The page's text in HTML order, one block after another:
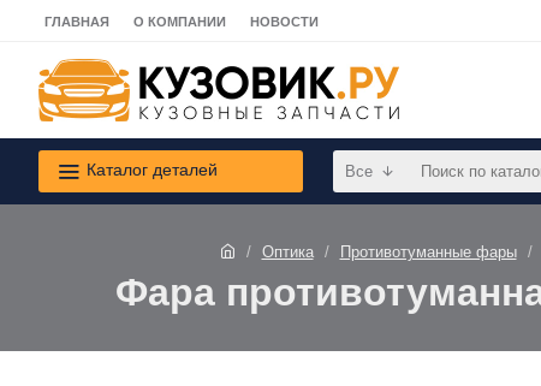
ГЛАВНАЯ О КОМПАНИИ НОВОСТИ
Каталог деталей Все
Оптика Противотуманные фары
Фара